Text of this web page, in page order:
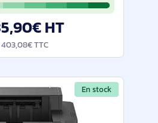
A4/US Letter):
HT
403,08€ TTC
En stock